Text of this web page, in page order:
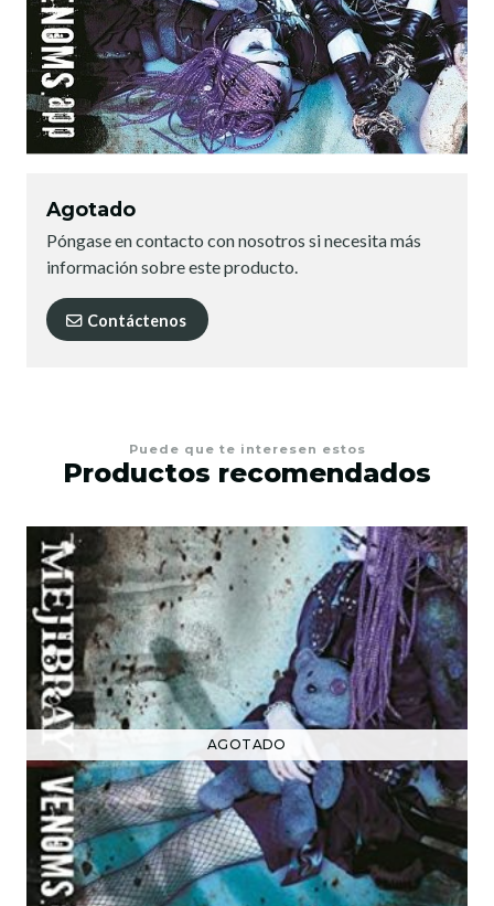
Agotado
Póngase en contacto con nosotros si necesita más
información sobre este producto.
Contáctenos
Puede que te interesen estos
Productos recomendados
AGOTADO